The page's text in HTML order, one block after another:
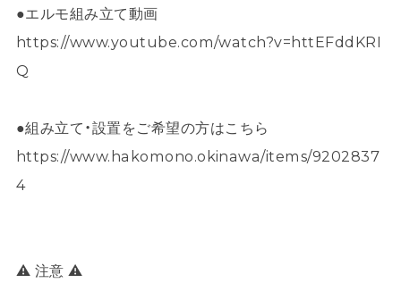
●エルモ組み立て動画
https://www.youtube.com/watch?v=httEFddKRI
Q
●組み立て・設置をご希望の方はこちら
https://www.hakomono.okinawa/items/9202837
4
⚠ 注意 ⚠